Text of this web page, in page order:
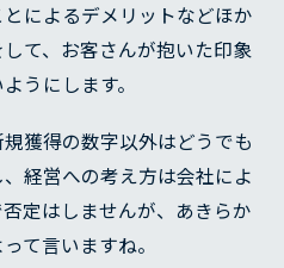
によるデメリットなどほか
て、お客さんが抱いた印象
うにします。
獲得の数字以外はどうでも
経営への考え方は会社によ
定はしませんが、あきらか
て言いますね。